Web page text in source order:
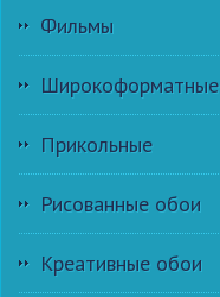
Фильмы
Широкоформатные
Прикольные
Рисованные обои
Креативные обои